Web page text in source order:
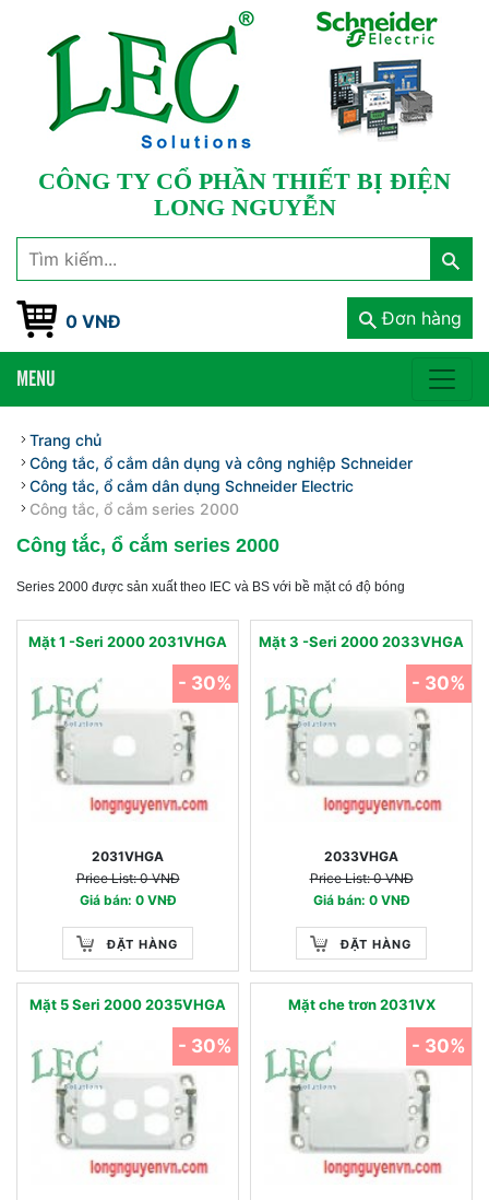
CÔNG TY CỔ PHẦN THIẾT BỊ ĐIỆN
LONG NGUYỄN
0 VNĐ Đơn hàng
MENU
Trang chủ
Công tắc, ổ cắm dân dụng và công nghiệp Schneider
Công tắc, ổ cắm dân dụng Schneider Electric
Công tắc, ổ cắm series 2000
Công tắc, ổ cắm series 2000
Series 2000 được sản xuất theo IEC và BS với bề mặt có độ bóng
Mặt 1 -Seri 2000 2031VHGA
2031VHGA
Price List: 0 VNĐ
Giá bán: 0 VNĐ
ĐẶT HÀNG
- 30%
Mặt 3 -Seri 2000 2033VHGA
2033VHGA
Price List: 0 VNĐ
Giá bán: 0 VNĐ
ĐẶT HÀNG
- 30%
Mặt 5 Seri 2000 2035VHGA
- 30%
Mặt che trơn 2031VX
- 30%